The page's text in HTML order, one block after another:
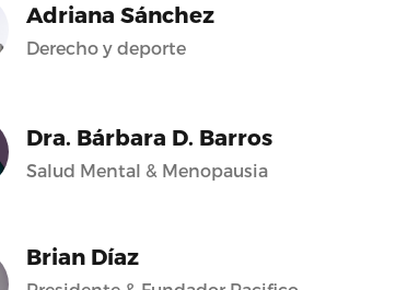
Adriana Sánchez
Derecho y deporte
Dra. Bárbara D. Barros
Salud Mental & Menopausia
Brian Díaz